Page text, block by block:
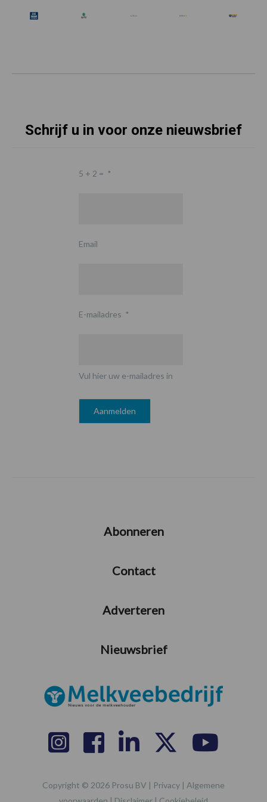
Schrijf u in voor onze nieuwsbrief
5 + 2 = *
Email
E-mailadres *
Vul hier uw e-mailadres in
Abonneren
Contact
Adverteren
Nieuwsbrief
Copyright © 2026 Prosu BV | Privacy | Algemene